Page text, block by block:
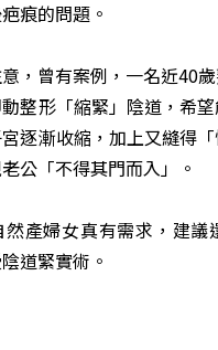
痕的問題。
，曾有案例，一名近40
整形「縮緊」陰道，希
逐漸收縮，加上又縫得
公「不得其門而入」。
產婦女真有需求，建議
道緊實術。